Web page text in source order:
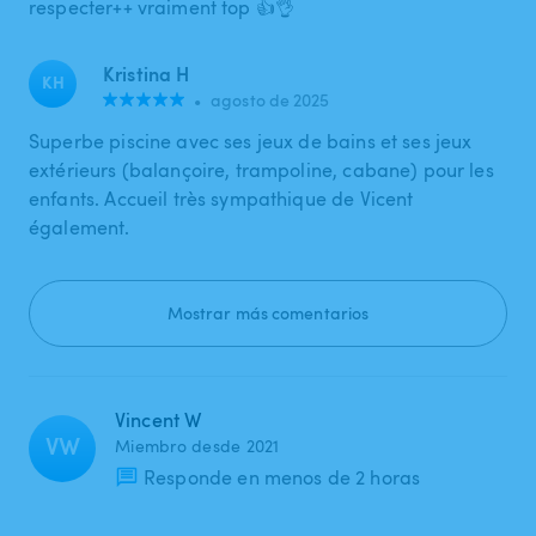
respecter++ vraiment top 👍👌
KH Kristina H
• agosto de 2025
Superbe piscine avec ses jeux de bains et ses jeux
extérieurs (balançoire, trampoline, cabane) pour les
enfants. Accueil très sympathique de Vicent
également.
Mostrar más comentarios
VW
Vincent W
Miembro desde 2021
Responde en menos de 2 horas